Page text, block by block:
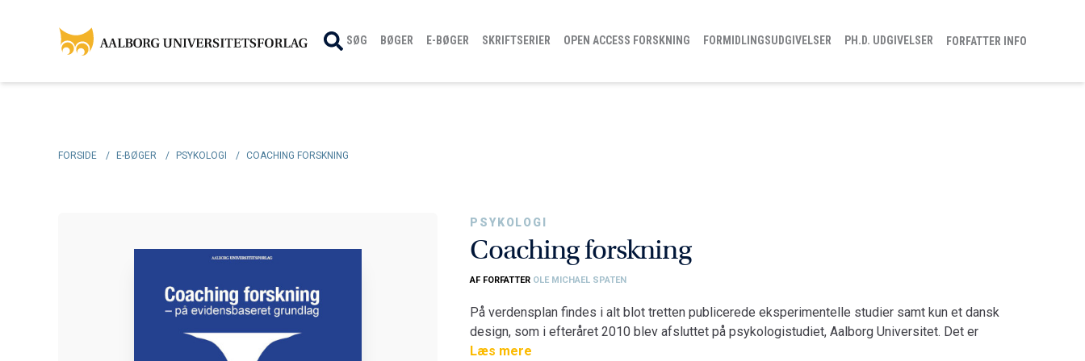
SØG BØGER E-BØGER SKRIFTSERIER OPEN ACCESS FORSKNING FORMIDLINGSUDGIVELSER PH.D. UDGIVELSER FORFATTER INFO
FORSIDE / E-BØGER / PSYKOLOGI / COACHING FORSKNING
PSYKOLOGI
Coaching forskning
AF FORFATTER OLE MICHAEL SPATEN
På verdensplan findes i alt blot tretten publicerede eksperimentelle studier samt kun et dansk
design, som i efteråret 2010 blev afsluttet på psykologistudiet, Aalborg Universitet. Det er
især sådanne studier, som grundlæggende kan afdække hvad coaching egentlig har af
Læs mere